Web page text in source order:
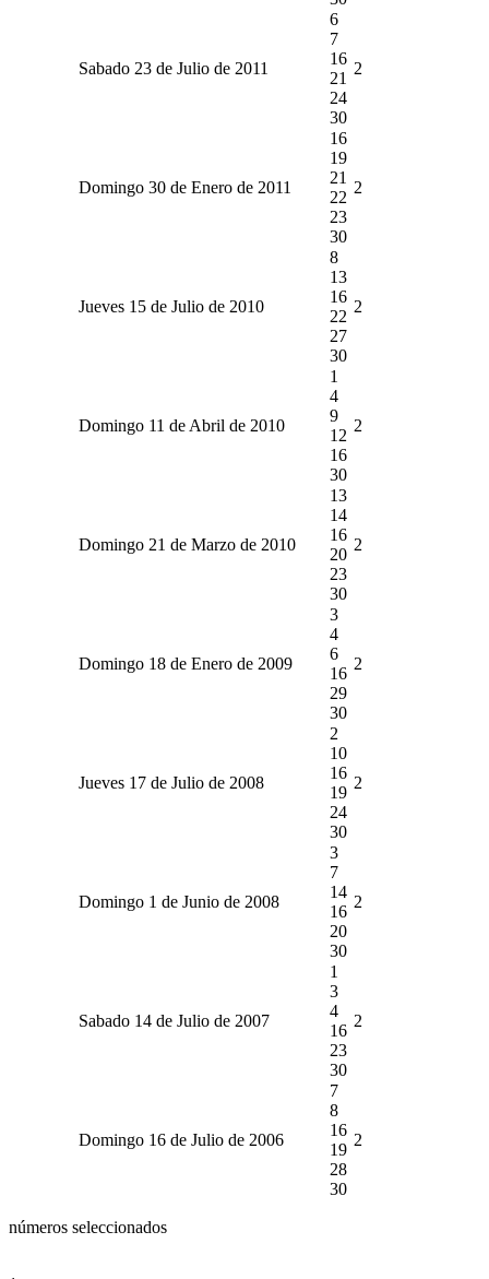
Sabado 23 de Julio de 2011
6
7
16
21
24
30
2
Domingo 30 de Enero de 2011
16
19
21
22
23
30
2
Jueves 15 de Julio de 2010
8
13
16
22
27
30
2
Domingo 11 de Abril de 2010
1
4
9
12
16
30
2
Domingo 21 de Marzo de 2010
13
14
16
20
23
30
2
Domingo 18 de Enero de 2009
3
4
6
16
29
30
2
Jueves 17 de Julio de 2008
2
10
16
19
24
30
2
Domingo 1 de Junio de 2008
3
7
14
16
20
30
2
Sabado 14 de Julio de 2007
1
3
4
16
23
30
2
Domingo 16 de Julio de 2006
7
8
16
19
28
30
2
números seleccionados